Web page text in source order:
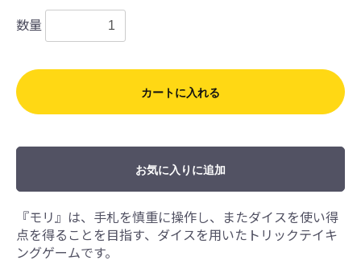
数量
カートに入れる
お気に入りに追加
『モリ』は、手札を慎重に操作し、またダイスを使い得
点を得ることを目指す、ダイスを用いたトリックテイキ
ングゲームです。